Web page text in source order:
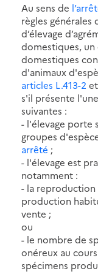
Au sens de
règles
d’élevage
domestiques, un
domestiques
d'animaux
articles L.413-2 et
s'il présente
suivantes :
- l'élevage porte
groupes
arrêté ;
- l'élevage est
notamment :
- la
production
vente ;
ou
- le nombre de
onéreux au
spécimens